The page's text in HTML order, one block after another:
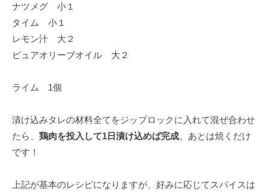
ナツメグ 小１
タイム 小１
レモン汁 大２
ピュアオリーブオイル 大２
ライム 1個
漬け込みタレの材料全てをジップロックに入れて混ぜ合わせ
たら、 鶏肉を投入して1日漬け込めば完成。あとは焼くだけ
です！
上記が基本のレシピになりますが、好みに応じてスパイスは